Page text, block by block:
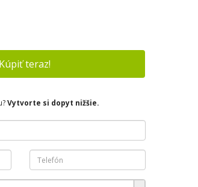
teraz!
Vytvorte si dopyt nižšie.